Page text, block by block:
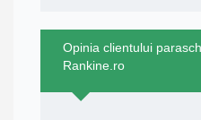
Opinia clientului
Rankine.ro